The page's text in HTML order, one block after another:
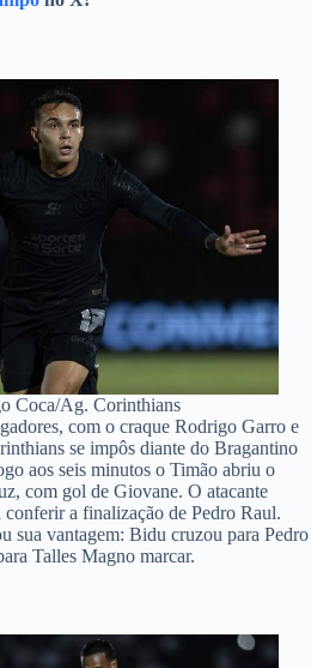
Coca/Ag. Corinthians
com o craque Rodrigo Garro e
se impôs diante do Bragantino
aos seis minutos o Timão abriu o
com gol de Giovane. O atacante
conferir a finalização de Pedro Raul.
sua vantagem: Bidu cruzou para Pedro
Talles Magno marcar.